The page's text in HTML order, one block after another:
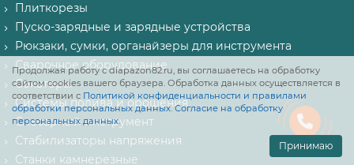
Продолжая работу с diapazon82.ru, вы соглашаетесь на обработку
сайтом cookies вашего браузера. Обработка данных осуществляется в
соответствии с Политикой конфиденциальности и правилами
обработки персональных данных.Согласие на обработку
персональных данных.
Принимаю
Плиткорезы
Пуско-зарядные и зарядные устройства
Рюкзаки, сумки, органайзеры для инструмента
Сварочное оборудование
Секаторы
Системы полива и орошения
Слесарный инструмент
Стабилизаторы напряжения
Станки камнерезные